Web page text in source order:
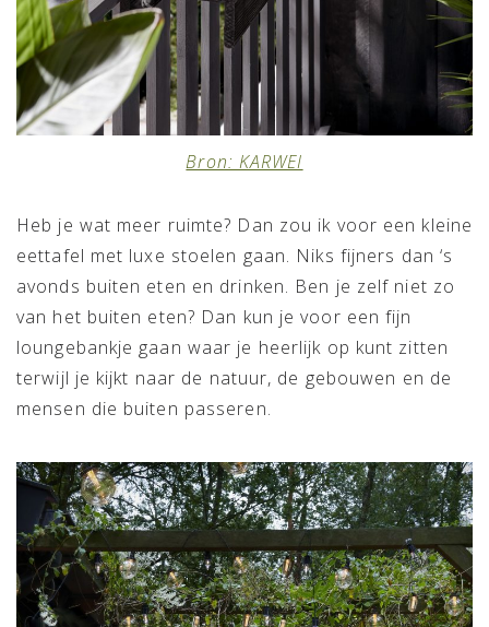
Bron: KARWEI
Heb je wat meer ruimte? Dan zou ik voor een kleine
eettafel met luxe stoelen gaan. Niks fijners dan ‘s
avonds buiten eten en drinken. Ben je zelf niet zo
van het buiten eten? Dan kun je voor een fijn
loungebankje gaan waar je heerlijk op kunt zitten
terwijl je kijkt naar de natuur, de gebouwen en de
mensen die buiten passeren.